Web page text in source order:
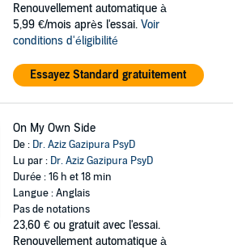
Renouvellement automatique à
5,99 €/mois après l'essai. Voir
conditions d'éligibilité
Essayez Standard gratuitement
On My Own Side
De : Dr. Aziz Gazipura PsyD
Lu par : Dr. Aziz Gazipura PsyD
Durée : 16 h et 18 min
Langue : Anglais
Pas de notations
23,60 € ou gratuit avec l'essai.
Renouvellement automatique à